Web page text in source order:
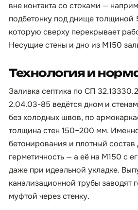
вне контакта со стоками —
подбетонку под днище
которую сверху перекрывает
Несущие стены и дно из М150
Технология и
Заливка септика по СП
2.04.03-85 ведётся дном и
без холодных швов, по
толщина стен 150–200 мм.
бетонирования и плотный состав
герметичность — а её на М150 с
даже при идеальной укладке.
канализационной трубы заводят
муфтой через стенку.